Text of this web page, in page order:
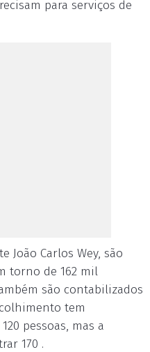
para serviços de
João Carlos Wey, são
torno de 162 mil
são contabilizados
tem
pessoas, mas a
170 .